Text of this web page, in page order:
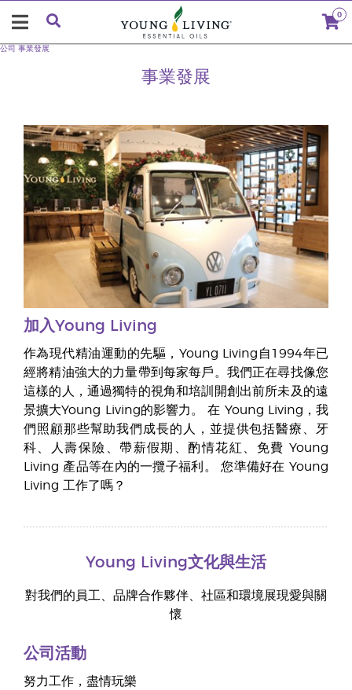
0
事業發展
公司 事業發展
加入Young Living
作為現代精油運動的先驅，Young Living自1994年已
經將精油強大的力量帶到每家每戶。我們正在尋找像您
這樣的人，通過獨特的視角和培訓開創出前所未及的遠
景擴大Young Living的影響力。 在 Young Living，我
們照顧那些幫助我們成長的人，並提供包括醫療、牙
科、人壽保險、帶薪假期、酌情花紅、免費 Young
Living 產品等在內的一攬子福利。 您準備好在 Young
Living 工作了嗎？
Young Living文化與生活
對我們的員工、品牌合作夥伴、社區和環境展現愛與關
懷
公司活動
努力工作，盡情玩樂